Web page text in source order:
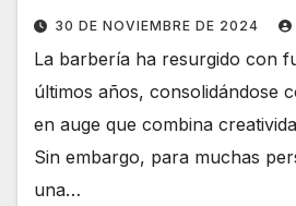
30 DE NOVIEMBRE DE 2024
La barbería ha resurgido con
últimos años, consolidándose
en auge que combina
Sin embargo, para muchas
una…